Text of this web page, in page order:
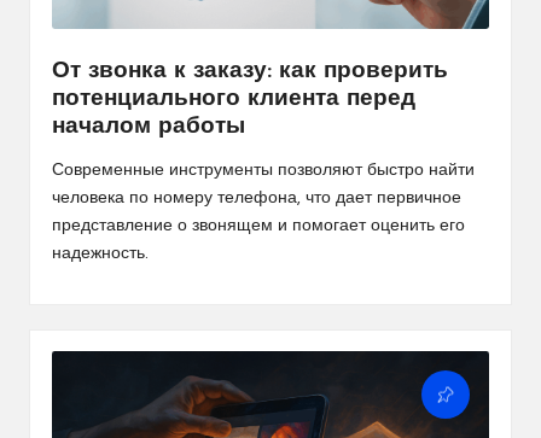
От звонка к заказу: как проверить
потенциального клиента перед
началом работы
Современные инструменты позволяют быстро найти
человека по номеру телефона, что дает первичное
представление о звонящем и помогает оценить его
надежность.